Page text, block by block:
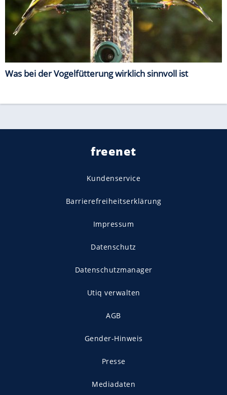
Was bei der Vogelfütterung wirklich sinnvoll ist
freenet
Kundenservice
Barrierefreiheitserklärung
Impressum
Datenschutz
Datenschutzmanager
Utiq verwalten
AGB
Gender-Hinweis
Presse
Mediadaten